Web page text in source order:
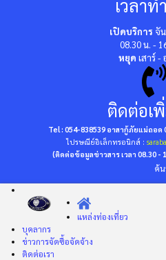
เวลาท
เปิดบริการ จั
08.30 น. -
หยุด เสาร์ -
ติดต่อเ
Tel : 054-838539 อาสากู้ภัยแม่ถอด
ไปรษณีย์อิเล็กทรอนิกส์ :
(ติดต่อข้อมูลข่าวสาร เวลา 08.30 -
ค้น
แหล่งท่องเที่ยว
บุคลากร
ข่าวการจัดซื้อจัดจ้าง
ติดต่อเรา